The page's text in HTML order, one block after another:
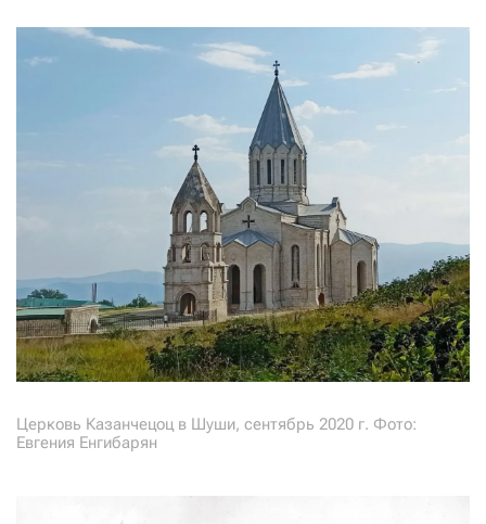
Церковь Казанчецоц в Шуши, сентябрь 2020 г. Фото:
Евгения Енгибарян